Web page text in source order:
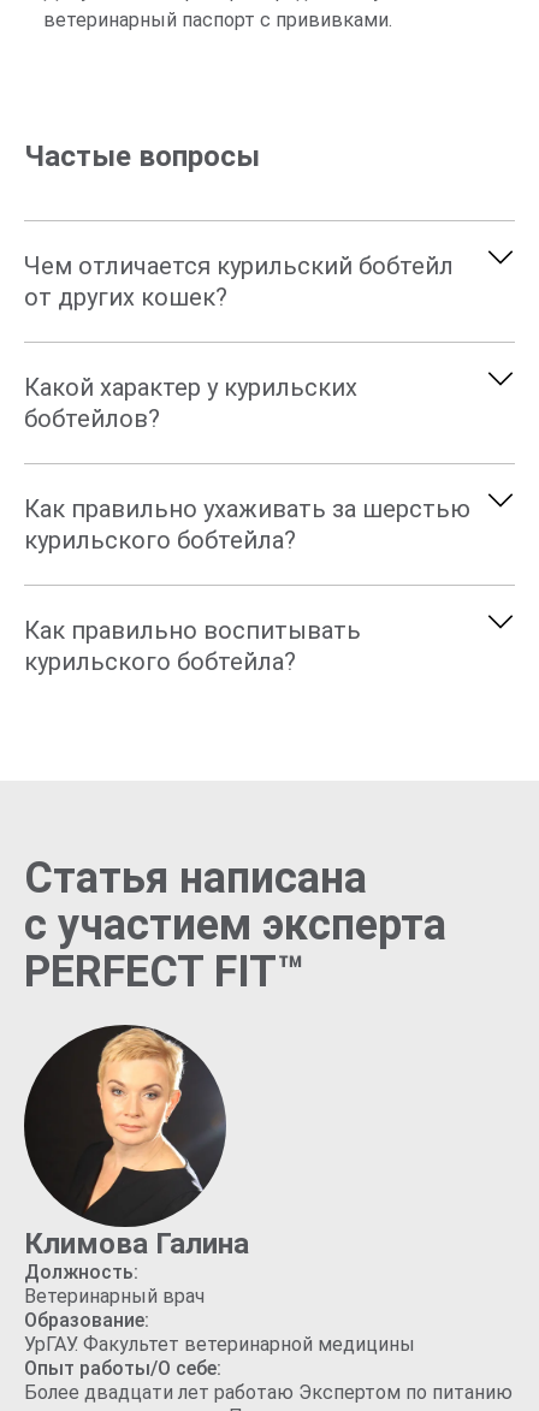
ветеринарный паспорт с прививками.
Частые вопросы
Чем отличается курильский бобтейл
от других кошек?
Какой характер у курильских
бобтейлов?
Как правильно ухаживать за шерстью
курильского бобтейла?
Как правильно воспитывать
курильского бобтейла?
Статья написана
с участием эксперта
PERFECT FIT™
Климова Галина
Должность:
Ветеринарный врач
Образование:
УрГАУ. Факультет ветеринарной медицины
Опыт работы/О себе:
Более двадцати лет работаю Экспертом по питанию